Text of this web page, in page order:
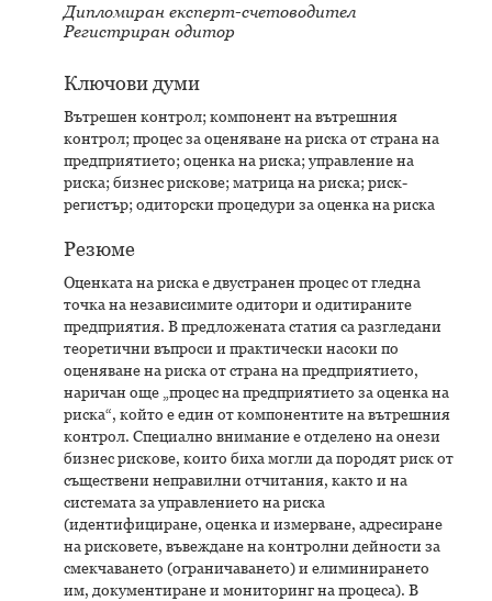
Дипломиран експерт-счетоводител
Регистриран одитор
Ключови думи
Вътрешен контрол; компонент на вътрешния
контрол; процес за оценяване на риска от страна на
предприятието; оценка на риска; управление на
риска; бизнес рискове; матрица на риска; риск-
регистър; одиторски процедури за оценка на риска
Резюме
Оценката на риска е двустранен процес от гледна
точка на независимите одитори и одитираните
предприятия. В предложената статия са разгледани
теоретични въпроси и практически насоки по
оценяване на риска от страна на предприятието,
наричан още „процес на предприятието за оценка на
риска“, който е един от компонентите на вътрешния
контрол. Специално внимание е отделено на онези
бизнес рискове, които биха могли да породят риск от
съществени неправилни отчитания, както и на
системата за управлението на риска
(идентифициране, оценка и измерване, адресиране
на рисковете, въвеждане на контролни дейности за
смекчаването (ограничаването) и елиминирането
им, документиране и мониторинг на процеса). В